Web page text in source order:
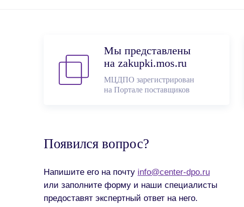
Мы представлены
на zakupki.mos.ru
МЦДПО зарегистрирован
на Портале поставщиков
Появился вопрос?
Напишите его на почту info@center-dpo.ru
или заполните форму и наши специалисты
предоставят экспертный ответ на него.